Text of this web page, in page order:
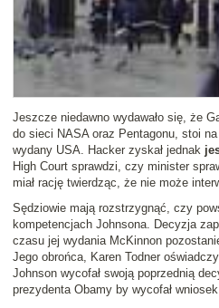
Jeszcze niedawno wydawało się, że
do sieci NASA oraz Pentagonu, stoi
wydany USA. Hacker zyskał jednak
High Court sprawdzi, czy minister
miał rację twierdząc, że nie może
Sędziowie mają rozstrzygnąć, czy
kompetencjach Johnsona. Decyzja
czasu jej wydania McKinnon
Jego obrońca, Karen Todner
Johnson wycofał swoją poprzednią
prezydenta Obamy by wycofał